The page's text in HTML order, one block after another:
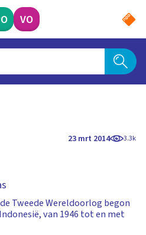
VO
23 mrt 2014 3.3k
Tweede Wereldoorlog begon
van 1946 tot en met